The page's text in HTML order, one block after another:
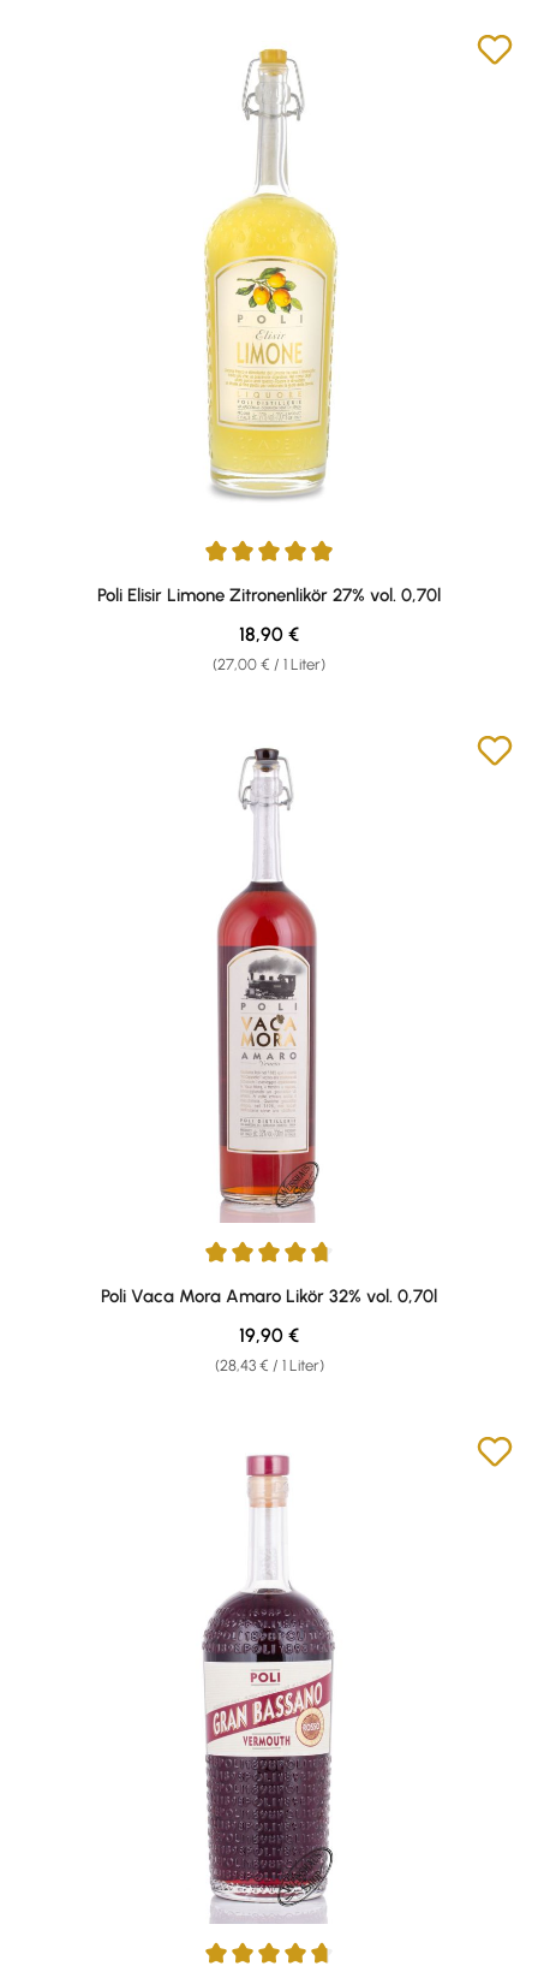
Durchschnittliche Bewertung von 4.88 von 5 Sternen
Poli Elisir Limone Zitronenlikör 27% vol. 0,70l
(27,00 € / 1 Liter)
Regulärer Preis:
18,90 €
Durchschnittliche Bewertung von 4.78 von 5 Sternen
Poli Vaca Mora Amaro Likör 32% vol. 0,70l
(28,43 € / 1 Liter)
Regulärer Preis:
19,90 €